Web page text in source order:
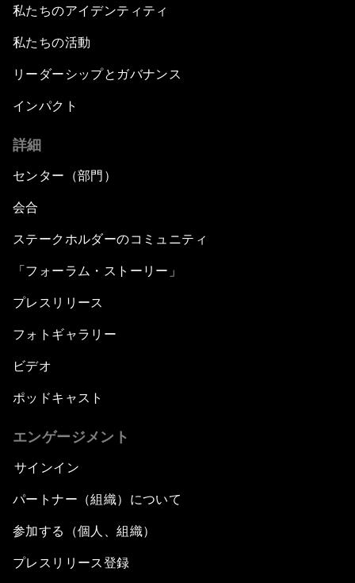
私たちのアイデンティティ
私たちの活動
リーダーシップとガバナンス
インパクト
詳細
センター（部門）
会合
ステークホルダーのコミュニティ
「フォーラム・ストーリー」
プレスリリース
フォトギャラリー
ビデオ
ポッドキャスト
エンゲージメント
サインイン
パートナー（組織）について
参加する（個人、組織）
プレスリリース登録